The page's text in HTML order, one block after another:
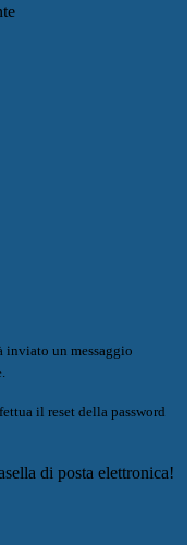
inviato un messaggio
il reset della password
di posta elettronica!